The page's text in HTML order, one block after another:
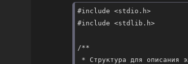
#include <stdio.h>
#include <stdlib.h>
/**
* Структура для описания